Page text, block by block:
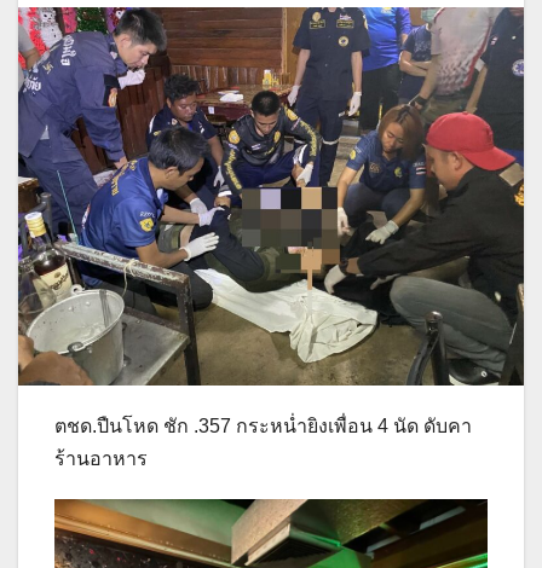
ตชด.ปืนโหด ชัก .357 กระหน่ำยิงเพื่อน 4 นัด ดับคา
ร้านอาหาร